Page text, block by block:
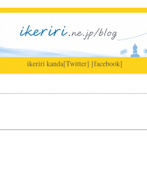
ikeriri|kanda[Twitter] [facebook]